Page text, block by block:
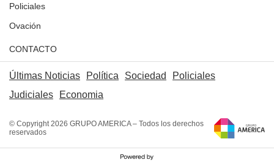
Policiales
Ovación
CONTACTO
Últimas Noticias Política Sociedad
Policiales
Judiciales
Economia
© Copyright 2026 GRUPO AMERICA – Todos los derechos
reservados